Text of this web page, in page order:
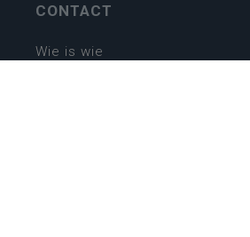
CONTACT
Wie is wie